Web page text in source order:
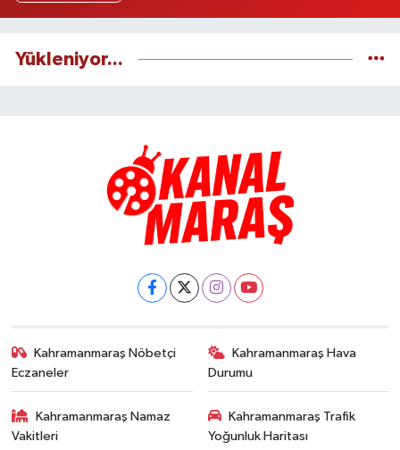
Yükleniyor...
Kahramanmaraş Nöbetçi
Eczaneler
Kahramanmaraş Hava
Durumu
Kahramanmaraş Namaz
Vakitleri
Kahramanmaraş Trafik
Yoğunluk Haritası